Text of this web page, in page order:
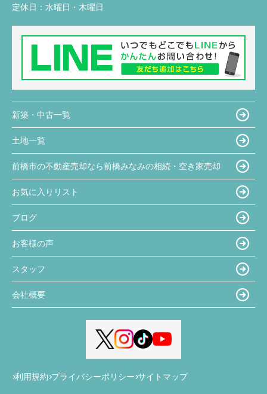
定休日： 水曜日・木曜日
新築・中古一覧
土地一覧
前橋市の不動産売却なら前橋みなみの相続・空き家売却
お気に入りリスト
ブログ
お客様の声
スタッフ
会社概要
利用規約 プライバシーポリシー サイトマップ